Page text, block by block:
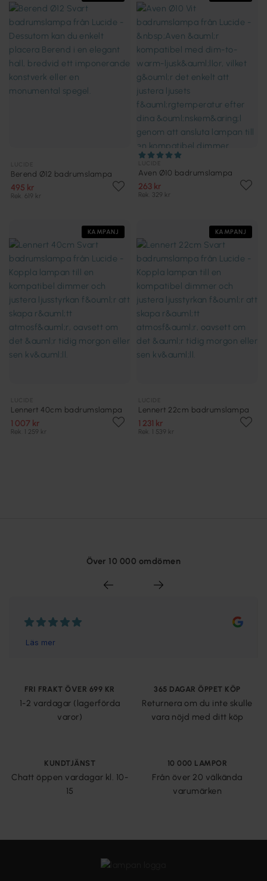
Berend Ø12 badrumslampa
495 kr
Rek. 619 kr
Aven Ø10 badrumslampa
263 kr
Rek. 329 kr
KAMPANJ
Lennert 40cm badrumslampa
1 007 kr
Rek. 1 259 kr
KAMPANJ
Lennert 22cm badrumslampa
1 231 kr
Rek. 1 539 kr
Över 10 000 omdömen
FRI FRAKT ÖVER 699 KR
1-2 vardagar (lagerförda
varor)
365 DAGAR ÖPPET KÖP
Returnera om du inte skulle
vara nöjd med ditt köp
KUNDTJÄNST
Chatt öppen vardagar kl. 10-
15
10 000 LAMPOR
Från över 20 välkända
varumärken